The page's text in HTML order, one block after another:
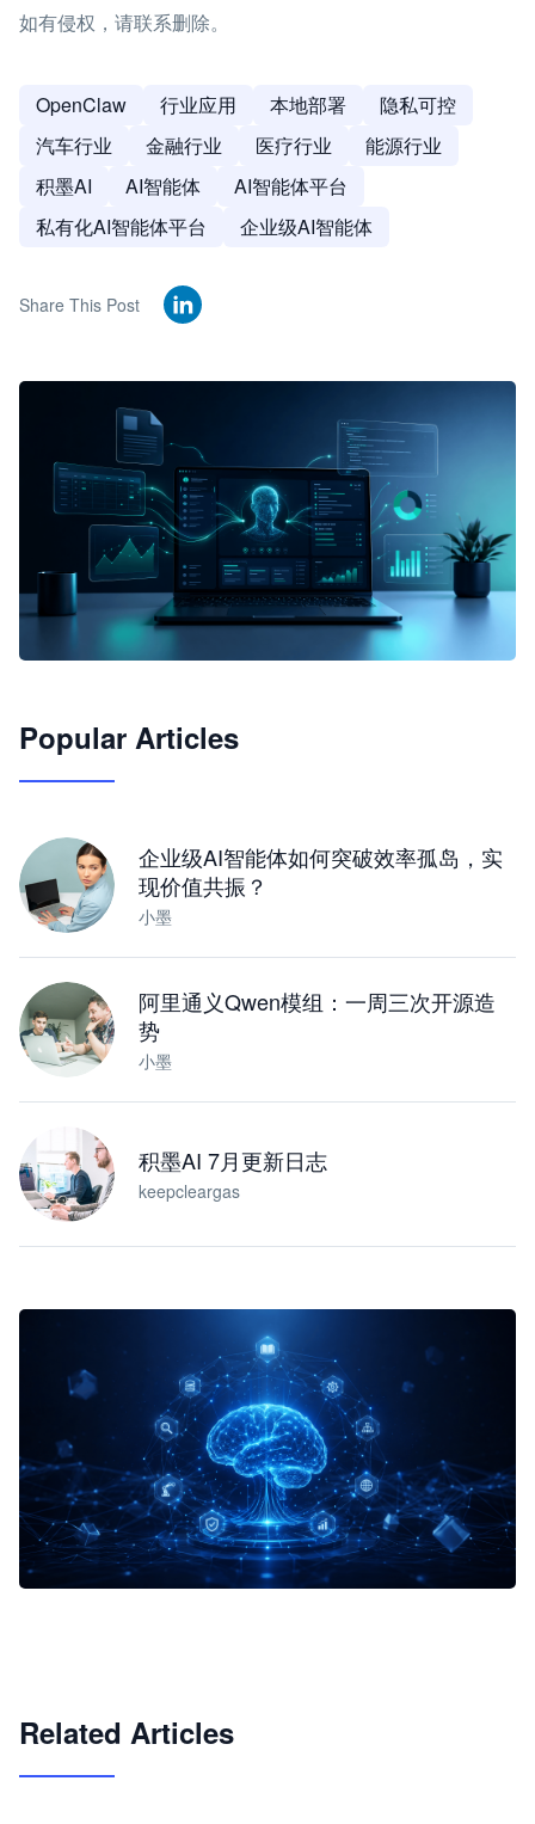
如有侵权，请联系删除。
OpenClaw 行业应用 本地部署
隐私可控
汽车行业
金融行业 医疗行业
能源行业
积墨AI
AI智能体
AI智能体平台
私有化AI智能体平台
企业级AI智能体
Share This Post
JimoClaw 桌面 AI Agent 工作台
Popular Articles
企业级AI智能体如何突破效率孤岛，实
现价值共振？
小墨
阿里通义Qwen模组：一周三次开源造
势
小墨
积墨AI 7月更新日志
keepcleargas
Related Articles